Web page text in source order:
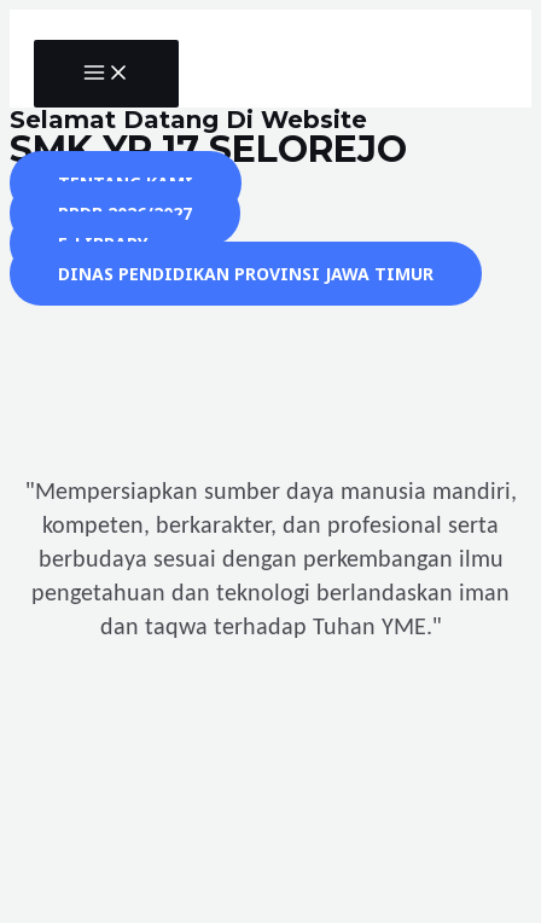
MAIN
MENU
Selamat Datang Di Website
SMK YP 17 SELOREJO
TENTANG KAMI
PPDB 2026/2027
E-LIBRARY
DINAS PENDIDIKAN PROVINSI JAWA TIMUR
"Mempersiapkan sumber daya manusia mandiri,
kompeten, berkarakter, dan profesional serta
berbudaya sesuai dengan perkembangan ilmu
pengetahuan dan teknologi berlandaskan iman
dan taqwa terhadap Tuhan YME."